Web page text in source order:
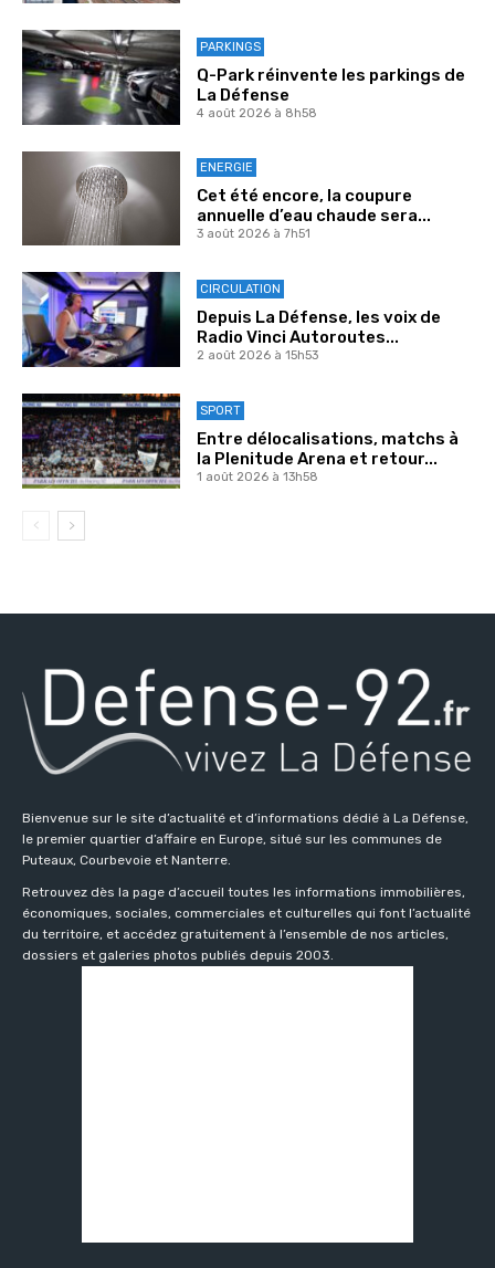
PARKINGS
Q-Park réinvente les parkings de
La Défense
4 août 2026 à 8h58
ENERGIE
Cet été encore, la coupure
annuelle d’eau chaude sera...
3 août 2026 à 7h51
CIRCULATION
Depuis La Défense, les voix de
Radio Vinci Autoroutes...
2 août 2026 à 15h53
SPORT
Entre délocalisations, matchs à
la Plenitude Arena et retour...
1 août 2026 à 13h58
Bienvenue sur le site d’actualité et d’informations dédié à La Défense,
le premier quartier d’affaire en Europe, situé sur les communes de
Puteaux, Courbevoie et Nanterre.
Retrouvez dès la page d’accueil toutes les informations immobilières,
économiques, sociales, commerciales et culturelles qui font l’actualité
du territoire, et accédez gratuitement à l’ensemble de nos articles,
dossiers et galeries photos publiés depuis 2003.